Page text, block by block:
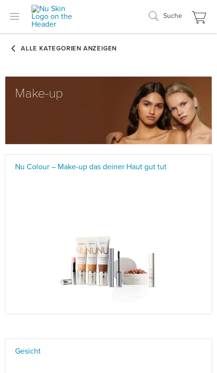
Suche
Make-up
Nu Colour – Make-up das deiner Haut gut tut
Gesicht